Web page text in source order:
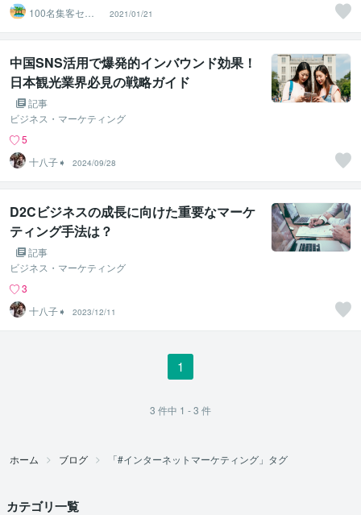
100名集客セー
ルスライター
2021/01/21
中国SNS活用で爆発的インバウンド効果！
日本観光業界必見の戦略ガイド
記事
ビジネス・マーケティング
5
十八子➧
2024/09/28
D2Cビジネスの成長に向けた重要なマーケ
ティング手法は？
記事
ビジネス・マーケティング
3
十八子➧
2023/12/11
1
3 件中 1 - 3 件
ホーム ブログ 「#インターネットマーケティング」タグ
カテゴリ一覧